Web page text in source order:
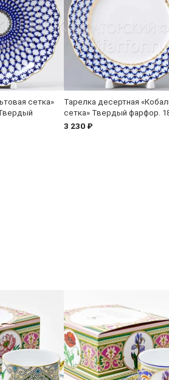
сетка»
Тарелка десертная
сетка» Твердый фарфор.
3 230 ₽